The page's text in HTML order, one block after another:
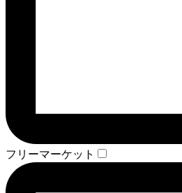
フリーマーケット